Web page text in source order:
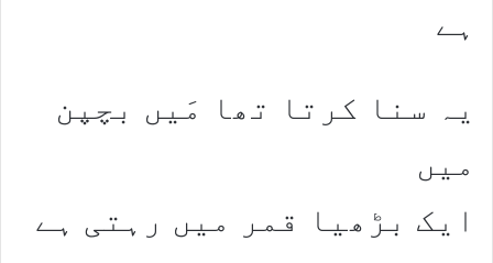
ہے
یہ سنا کرتا تھا مَیں بچپن
میں
ایک بڑھیا قمر میں رہتی ہے